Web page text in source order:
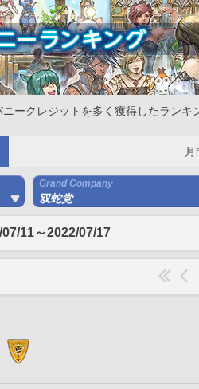
ークレジットを多く獲得したランキ
月
Grand Company
双蛇党
11～2022/07/17